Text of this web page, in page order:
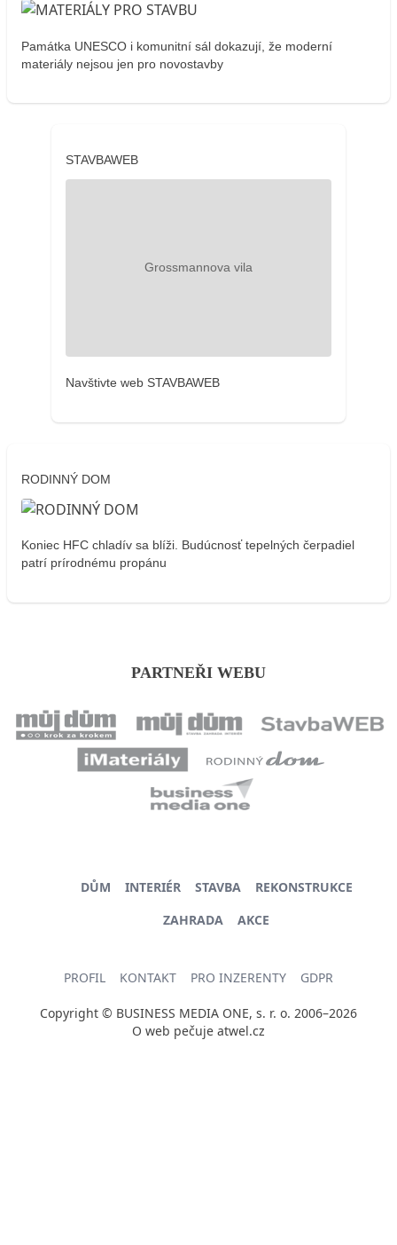
Památka UNESCO i komunitní sál dokazují, že moderní
materiály nejsou jen pro novostavby
STAVBAWEB
Navštivte web STAVBAWEB
RODINNÝ DOM
Koniec HFC chladív sa blíži. Budúcnosť tepelných čerpadiel
patrí prírodnému propánu
PARTNEŘI WEBU
DŮM INTERIÉR STAVBA
REKONSTRUKCE
ZAHRADA
AKCE
PROFIL KONTAKT PRO INZERENTY GDPR
Copyright © BUSINESS MEDIA ONE, s. r. o. 2006–2026